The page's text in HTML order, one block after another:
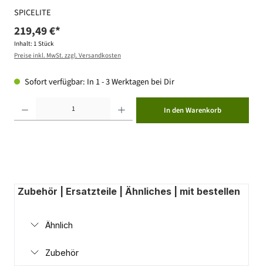
SPICELITE
219,49 €*
Inhalt: 1 Stück
Preise inkl. MwSt. zzgl. Versandkosten
Sofort verfügbar: In 1 - 3 Werktagen bei Dir
In den Warenkorb
Zubehör | Ersatzteile | Ähnliches | mit bestellen
Ähnlich
Zubehör